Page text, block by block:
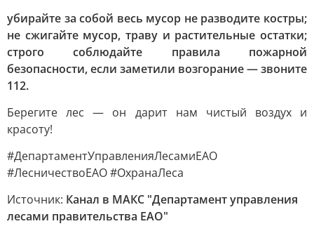
убирайте за собой весь мусор не разводите костры;
не сжигайте мусор, траву и растительные остатки;
строго соблюдайте правила пожарной
безопасности, если заметили возгорание — звоните
112.
Берегите лес — он дарит нам чистый воздух и
красоту!
#ДепартаментУправленияЛесамиЕАО
#ЛесничествоЕАО #ОхранаЛеса
Источник: Канал в МАКС "Департамент управления
лесами правительства ЕАО"